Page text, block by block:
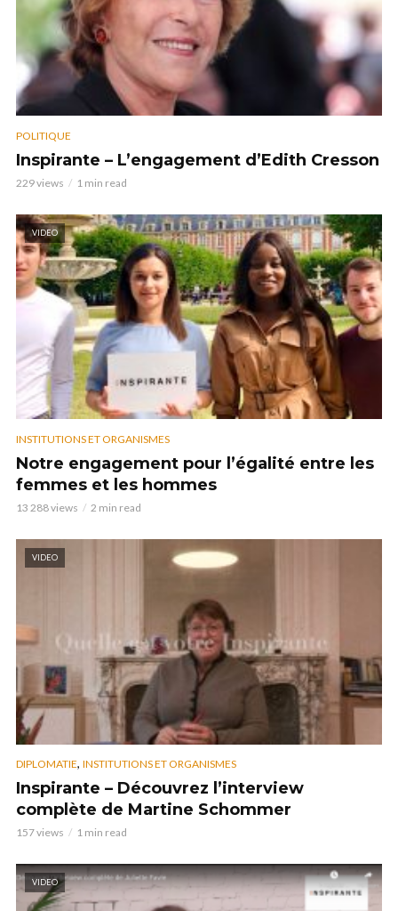
POLITIQUE
Inspirante – L’engagement d’Edith Cresson
229 views 1 min read
VIDEO
INSTITUTIONS ET ORGANISMES
Notre engagement pour l’égalité entre les
femmes et les hommes
13 288 views 2 min read
VIDEO
DIPLOMATIE, INSTITUTIONS ET ORGANISMES
Inspirante – Découvrez l’interview
complète de Martine Schommer
157 views 1 min read
VIDEO